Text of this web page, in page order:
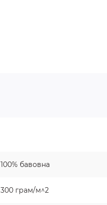
100% бавовна
300 грам/м^2